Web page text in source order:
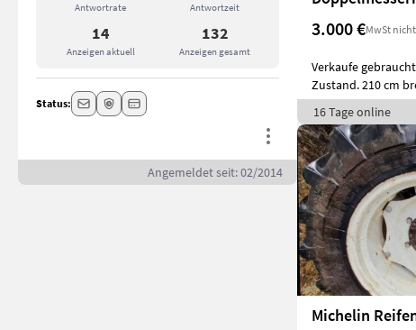
Antwortrate Antwortzeit
14
Anzeigen aktuell
132
Anzeigen gesamt
Status:
Angemeldet seit: 02/2014
3.000 €MwSt
Verkaufe
Zustand. 210 cm
16 Tage online